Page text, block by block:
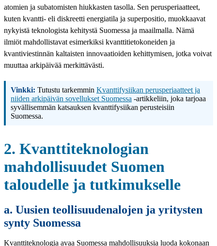
atomien ja subatomisten hiukkasten tasolla. Sen perusperiaatteet,
kuten kvantti- eli diskreetti energiatila ja superpositio, muokkaavat
nykyistä teknologista kehitystä Suomessa ja maailmalla. Nämä
ilmiöt mahdollistavat esimerkiksi kvanttitietokoneiden ja
kvantiviestinnän kaltaisten innovaatioiden kehittymisen, jotka voivat
muuttaa arkipäivää merkittävästi.
Vinkki: Tutustu tarkemmin Kvanttifysiikan perusperiaatteet ja
niiden arkipäivän sovellukset Suomessa -artikkeliin, joka tarjoaa
syvällisemmän katsauksen kvanttifysiikan perusteisiin
Suomessa.
2. Kvanttiteknologian
mahdollisuudet Suomen
taloudelle ja tutkimukselle
a. Uusien teollisuudenalojen ja yritysten
synty Suomessa
Kvanttiteknologia avaa Suomessa mahdollisuuksia luoda kokonaan